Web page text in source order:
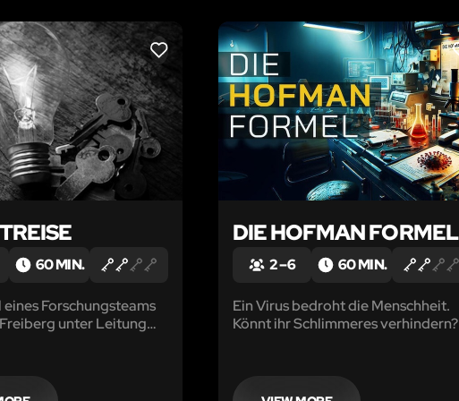
LIKE
60 MIN.
eines Forschungsteams
unter Leitung
Ahnen.
DIE HOFMAN FORMEL
2 – 6 60 MIN.
Ein Virus bedroht die Menschheit.
Könnt ihr Schlimmeres verhindern?